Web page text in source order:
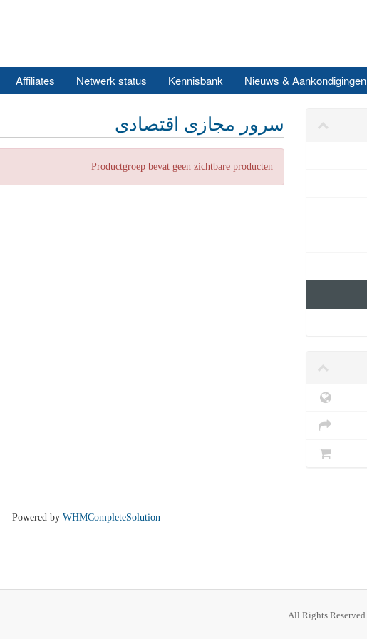
Nieuws & Aankondigingen
Kennisbank
Netwerk status
Affiliates
سرور مجازی اقتصادی
Productgroep bevat geen zichtbare producten
Powered by WHMCompleteSolution